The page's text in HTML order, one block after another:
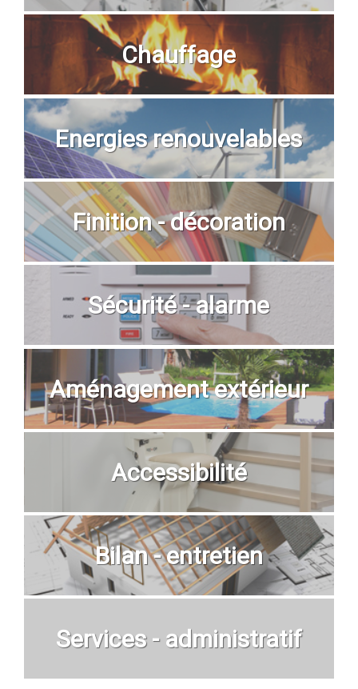
Chauffage
Energies renouvelables
Finition - décoration
Sécurité - alarme
Aménagement extérieur
Accessibilité
Bilan - entretien
Services - administratif